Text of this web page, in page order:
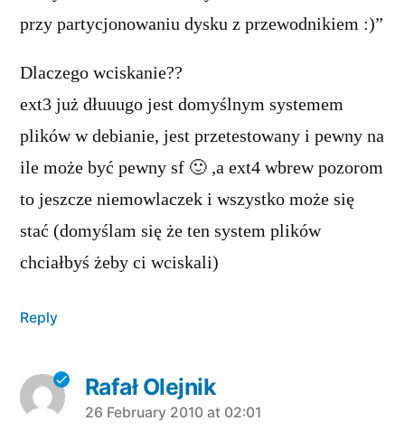
przy partycjonowaniu dysku z przewodnikiem :)”
Dlaczego wciskanie??
ext3 już dłuuugo jest domyślnym systemem
plików w debianie, jest przetestowany i pewny na
ile może być pewny sf 🙂 ,a ext4 wbrew pozorom
to jeszcze niemowlaczek i wszystko może się
stać (domyślam się że ten system plików
chciałbyś żeby ci wciskali)
Reply
Rafał Olejnik
says:
26 February 2010 at 02:01